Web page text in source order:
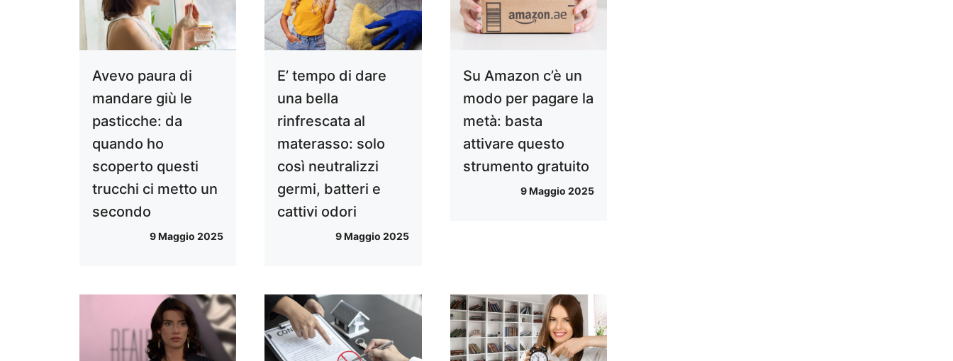
Avevo paura di
mandare giù le
pasticche: da
quando ho
scoperto questi
trucchi ci metto un
secondo
9 Maggio 2025
E’ tempo di dare
una bella
rinfrescata al
materasso: solo
così neutralizzi
germi, batteri e
cattivi odori
9 Maggio 2025
Su Amazon c’è un
modo per pagare la
metà: basta
attivare questo
strumento gratuito
9 Maggio 2025